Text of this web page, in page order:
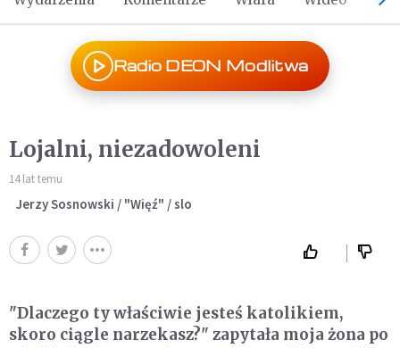
Radio DEON Modlitwa
Lojalni, niezadowoleni
14 lat temu
Jerzy Sosnowski / "Więź" / slo
"Dlaczego ty właściwie jesteś katolikiem,
skoro ciągle narzekasz?" zapytała moja żona po